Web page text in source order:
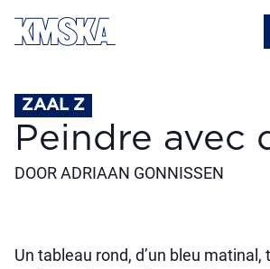
Passer au contenu principal
ZAAL Z
Peindre avec
DOOR ADRIAAN GONNISSEN
Un tableau rond, d’un bleu matinal,